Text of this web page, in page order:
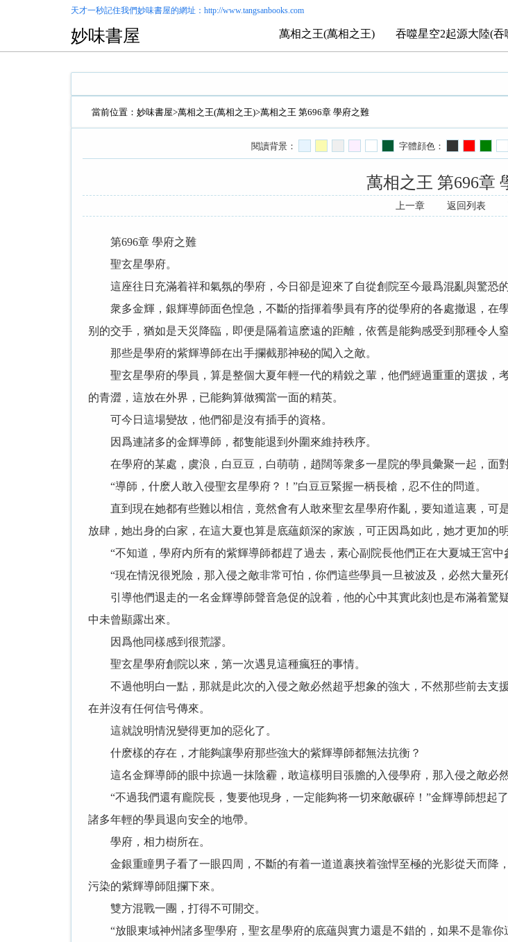
天才一秒記住我們妙味書屋的網址：http://www.tangsanbooks.com
妙味書屋 萬相之王(萬相之王) 吞噬星空2起源大陸(
當前位置： 妙味書屋>萬相之王(萬相之王)>萬相之王 第696章 學府之難
閱讀背景： 字體顔色：
萬相之王 第696章
上一章 返回列表
第696章 學府之難
聖玄星學府。
這座往日充滿着祥和氣氛的學府，今日卻是迎來了自從創院至今最爲混亂與驚恐的
衆多金輝，銀輝導師面色惶急，不斷的指揮着學員有序的從學府的各處撤退，在
别的交手，猶如是天災降臨，即便是隔着這麽遠的距離，依舊是能夠感受到那種令人
那些是學府的紫輝導師在出手攔截那神秘的闖入之敵。
聖玄星學府的學員，算是整個大夏年輕一代的精銳之輩，他們經過重重的選拔，
的青澀，這放在外界，已能夠算做獨當一面的精英。
可今日這場變故，他們卻是沒有插手的資格。
因爲連諸多的金輝導師，都隻能退到外圍來維持秩序。
在學府的某處，虞浪，白豆豆，白萌萌，趙闊等衆多一星院的學員彙聚一起，面
“導師，什麽人敢入侵聖玄星學府？！”白豆豆緊握一柄長槍，忍不住的問道。
直到現在她都有些難以相信，竟然會有人敢來聖玄星學府作亂，要知道這裏，可
放肆，她出身的白家，在這大夏也算是底蘊頗深的家族，可正因爲如此，她才更加的
“不知道，學府内所有的紫輝導師都趕了過去，素心副院長他們正在大夏城王宮中
“現在情況很兇險，那入侵之敵非常可怕，你們這些學員一旦被波及，必然大量死
引導他們退走的一名金輝導師聲音急促的說着，他的心中其實此刻也是布滿着驚
中未曾顯露出來。
因爲他同樣感到很荒謬。
聖玄星學府創院以來，第一次遇見這種瘋狂的事情。
不過他明白一點，那就是此次的入侵之敵必然超乎想象的強大，不然那些前去支
在并沒有任何信号傳來。
這就說明情況變得更加的惡化了。
什麽樣的存在，才能夠讓學府那些強大的紫輝導師都無法抗衡？
這名金輝導師的眼中掠過一抹陰霾，敢這樣明目張膽的入侵學府，那入侵之敵必
“不過我們還有龐院長，隻要他現身，一定能夠将一切來敵碾碎！”金輝導師想起
諸多年輕的學員退向安全的地帶。
學府，相力樹所在。
金銀重瞳男子看了一眼四周，不斷的有着一道道裹挾着強悍至極的光影從天而降
污染的紫輝導師阻攔下來。
雙方混戰一團，打得不可開交。
“放眼東域神州諸多聖學府，聖玄星學府的底蘊與實力還是不錯的，如果不是靠你